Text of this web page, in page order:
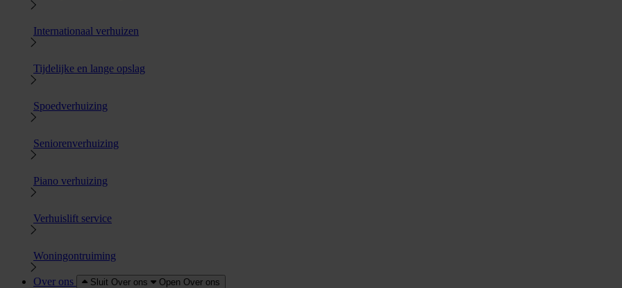
Internationaal verhuizen
Tijdelijke en lange opslag
Spoedverhuizing
Seniorenverhuizing
Piano verhuizing
Verhuislift service
Woningontruiming
Over ons Sluit Over ons Open Over ons